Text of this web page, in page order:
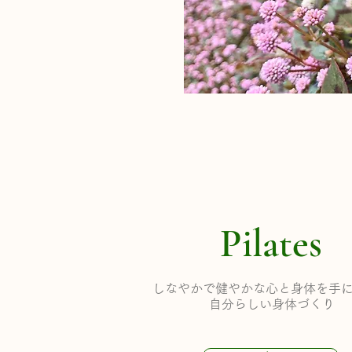
Pilates
しなやかで健やかな心と身体を手
自分らしい身体づくり